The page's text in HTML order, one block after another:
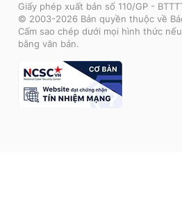
Giấy phép xuất bản số 110/GP -
© 2003-2026 Bản quyền thuộc về
Cấm sao chép dưới mọi hình thức
bằng văn bản.